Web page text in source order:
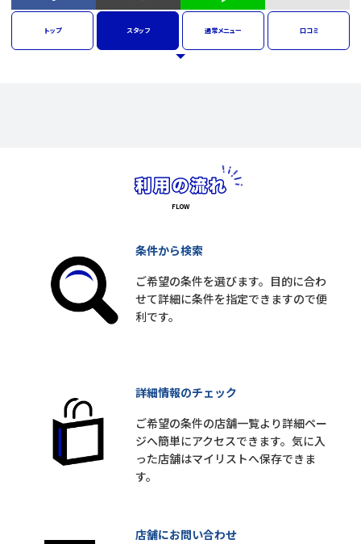
トップ スタッフ 通常メニュー 口コミ
条件から検索
ご希望の条件を選びます。目的に合わ
せて詳細に条件を指定できますので便
利です。
詳細情報のチェック
ご希望の条件の店舗一覧より詳細ペー
ジへ簡単にアクセスできます。気に入
った店舗はマイリストへ保存できま
す。
店舗にお問い合わせ